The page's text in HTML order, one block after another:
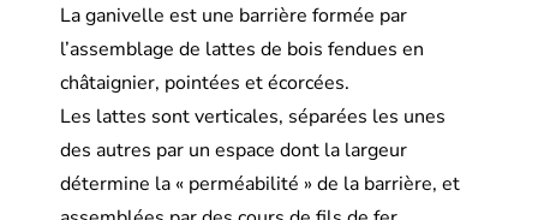
La ganivelle est une barrière formée par
l’assemblage de lattes de bois fendues en
châtaignier, pointées et écorcées.
Les lattes sont verticales, séparées les unes
des autres par un espace dont la largeur
détermine la « perméabilité » de la barrière, et